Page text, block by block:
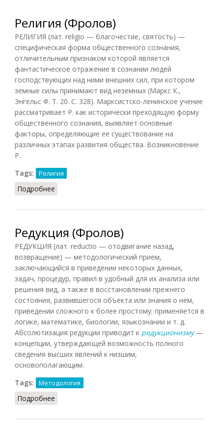
Религия (Фролов)
РЕЛИГИЯ (лат. religio — благочестие, святость) —
специфическая форма общественного сознания,
отличительным признаком которой является
фантастическое отражение в сознании людей
господствующих над ними внешних сил, при котором
земные силы принимают вид неземных (Маркс К.,
Энгельс Ф. Т. 20. С. 328). Марксистско-ленинское учение
рассматривает Р. как исторически преходящую форму
общественного сознания, выявляет основные
факторы, определяющие ее существование на
различных этапах развития общества. Возникновение
Р.
Tags:
Религия
Подробнее
Редукция (Фролов)
РЕДУКЦИЯ (лат. reductio — отодвигание назад,
возвращение) — методологический прием,
заключающийся в приведении некоторых данных,
задач, процедур, правил в удобный для их анализа или
решения вид, а также в восстановлении прежнего
состояния, развившегося объекта или знания о нем,
приведении сложного к более простому; применяется в
логике, математике, биологии, языкознании и т. д.
Абсолютизация редукции приводит к редукционизму—
концепции, утверждающей возможность полного
сведения высших явлений к низшим,
основополагающим.
Tags:
Методология
Подробнее